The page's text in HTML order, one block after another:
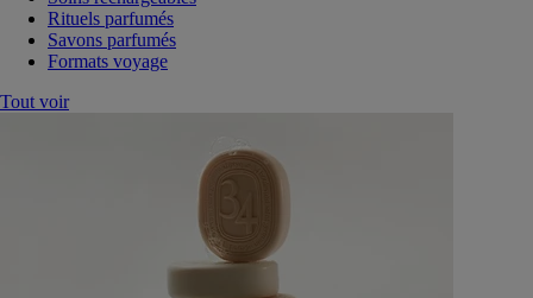
Rituels parfumés
Savons parfumés
Formats voyage
Tout voir